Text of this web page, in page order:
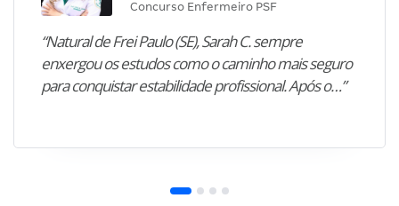
Concurso Enfermeiro PSF
“Natural de Frei Paulo (SE), Sarah C. sempre
enxergou os estudos como o caminho mais seguro
para conquistar estabilidade profissional. Após o…”